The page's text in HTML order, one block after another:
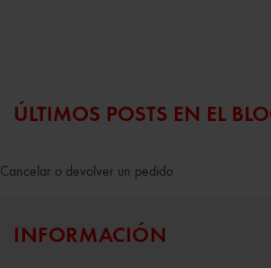
ÚLTIMOS POSTS EN EL
Cancelar o devolver un pedido
INFORMACIÓN